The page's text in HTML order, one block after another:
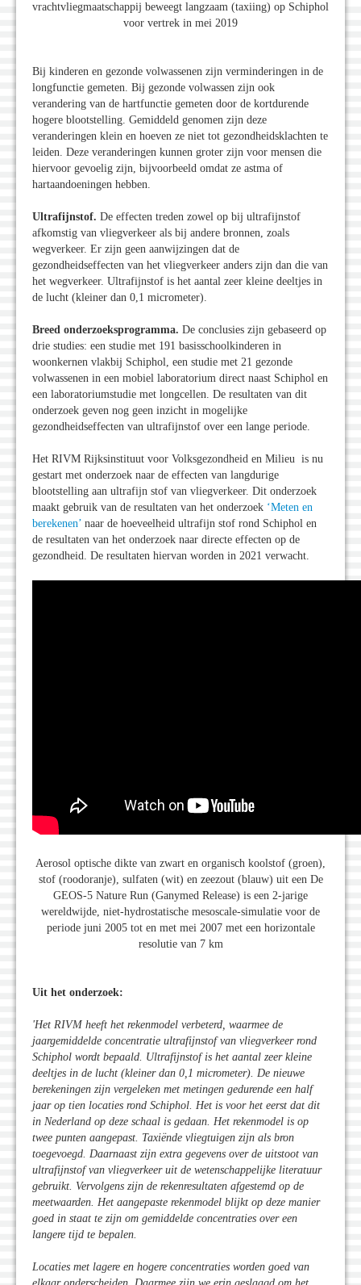
vrachtvliegmaatschappij beweegt langzaam (taxiing) op Schiphol
voor vertrek in mei 2019
Bij kinderen en gezonde volwassenen zijn verminderingen in de
longfunctie gemeten. Bij gezonde volwassen zijn ook
verandering van de hartfunctie gemeten door de kortdurende
hogere blootstelling. Gemiddeld genomen zijn deze
veranderingen klein en hoeven ze niet tot gezondheidsklachten te
leiden. Deze veranderingen kunnen groter zijn voor mensen die
hiervoor gevoelig zijn, bijvoorbeeld omdat ze astma of
hartaandoeningen hebben.
Ultrafijnstof. De effecten treden zowel op bij ultrafijnstof
afkomstig van vliegverkeer als bij andere bronnen, zoals
wegverkeer. Er zijn geen aanwijzingen dat de
gezondheidseffecten van het vliegverkeer anders zijn dan die van
het wegverkeer. Ultrafijnstof is het aantal zeer kleine deeltjes in
de lucht (kleiner dan 0,1 micrometer).
Breed onderzoeksprogramma. De conclusies zijn gebaseerd op
drie studies: een studie met 191 basisschoolkinderen in
woonkernen vlakbij Schiphol, een studie met 21 gezonde
volwassenen in een mobiel laboratorium direct naast Schiphol en
een laboratoriumstudie met longcellen. De resultaten van dit
onderzoek geven nog geen inzicht in mogelijke
gezondheidseffecten van ultrafijnstof over een lange periode.
Het RIVM Rijksinstituut voor Volksgezondheid en Milieu is nu
gestart met onderzoek naar de effecten van langdurige
blootstelling aan ultrafijn stof van vliegverkeer. Dit onderzoek
maakt gebruik van de resultaten van het onderzoek ‘Meten en
berekenen’ naar de hoeveelheid ultrafijn stof rond Schiphol en
de resultaten van het onderzoek naar directe effecten op de
gezondheid. De resultaten hiervan worden in 2021 verwacht.
Aerosol optische dikte van zwart en organisch koolstof (groen),
stof (roodoranje), sulfaten (wit) en zeezout (blauw) uit een De
GEOS-5 Nature Run (Ganymed Release) is een 2-jarige
wereldwijde, niet-hydrostatische mesoscale-simulatie voor de
periode juni 2005 tot en met mei 2007 met een horizontale
resolutie van 7 km
Uit het onderzoek:
'Het RIVM heeft het rekenmodel verbeterd, waarmee de
jaargemiddelde concentratie ultrafijnstof van vliegverkeer rond
Schiphol wordt bepaald. Ultrafijnstof is het aantal zeer kleine
deeltjes in de lucht (kleiner dan 0,1 micrometer). De nieuwe
berekeningen zijn vergeleken met metingen gedurende een half
jaar op tien locaties rond Schiphol. Het is voor het eerst dat dit
in Nederland op deze schaal is gedaan. Het rekenmodel is op
twee punten aangepast. Taxiënde vliegtuigen zijn als bron
toegevoegd. Daarnaast zijn extra gegevens over de uitstoot van
ultrafijnstof van vliegverkeer uit de wetenschappelijke literatuur
gebruikt. Vervolgens zijn de rekenresultaten afgestemd op de
meetwaarden. Het aangepaste rekenmodel blijkt op deze manier
goed in staat te zijn om gemiddelde concentraties over een
langere tijd te bepalen.
Locaties met lagere en hogere concentraties worden goed van